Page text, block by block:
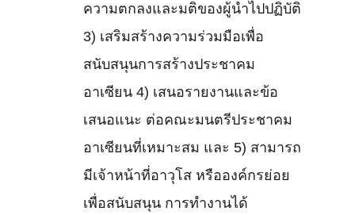
ความตกลงและมติของผู้นำไปปฏิบัติ
3) เสริมสร้างความร่วมมือเพื่อ
สนับสนุนการสร้างประชาคม
อาเซียน 4) เสนอรายงานและข้อ
เสนอแนะ ต่อคณะมนตรีประชาคม
อาเซียนที่เหมาะสม และ 5) สามารถ
มีเจ้าหน้าที่อาวุโส หรือองค์กรย่อย
เพื่อสนับสนุน การทำงานได้